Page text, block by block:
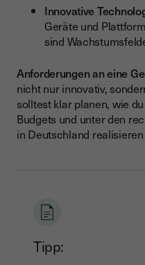
Innovative
Geräte und
sind
Anforderungen an eine
nicht nur innovativ,
solltest klar planen, wie
Budgets und unter den
in Deutschland
Tipp: